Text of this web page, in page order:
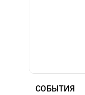
СОБЫТИЯ